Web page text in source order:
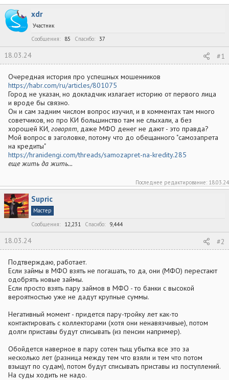
р
т
е
м
н
а
ч
л
xdr
Участник
Сообщения
85 Спасибо 37
18.03.24 #1
Очередная история про успешных мошенников
https://habr.com/ru/articles/801075
Город не указан, но докладчик излагает историю от первого лица
и вроде бы связно.
Он и сам задним числом вопрос изучил, и в комментах там много
советчиков, но про КИ большинство там не слыхали, а без
хорошей КИ, говорят, даже МФО денег не дают - это правда?
Мой вопрос в заголовке, потому что до обещанного "самозапрета
на кредиты"
https://hranidengi.com/threads/samozapret-na-kredity.285
еще жить да жить...
Последнее редактирование: 18.03.24
Supric
Мастер
Сообщения
12,231 Спасибо 9,444
18.03.24 #2
Подтверждаю, работает.
Если займы в МФО взять не погашать, то да, они (МФО) перестают
одобрять новые займы.
Если просто взять пару займов в МФО - то банки с высокой
вероятностью уже не дадут крупные суммы.
Негативный момент - придется пару-тройку лет как-то
контактировать с коллекторами (хотя они ненавязчивые), потом
долги приставы будут списывать (из пенсии например).
Обойдется наверное в пару сотен тыщ убытка все это за
несколько лет (разница между тем что взяли и тем что потом
взыщут по судам), потом будут списывать приставы из поступлений.
На суды ходить не надо.